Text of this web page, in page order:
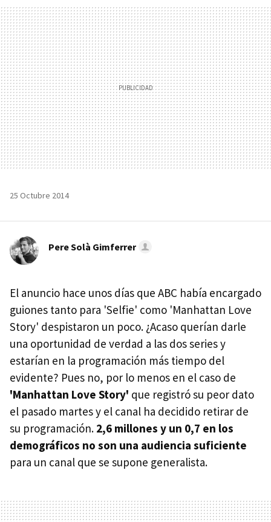
MAIL
25 Octubre 2014
Pere Solà Gimferrer
El anuncio hace unos días que ABC había encargado
guiones tanto para 'Selfie' como 'Manhattan Love
Story' despistaron un poco. ¿Acaso querían darle
una oportunidad de verdad a las dos series y
estarían en la programación más tiempo del
evidente? Pues no, por lo menos en el caso de
'Manhattan Love Story' que registró su peor dato
el pasado martes y el canal ha decidido retirar de
su programación. 2,6 millones y un 0,7 en los
demográficos no son una audiencia suficiente
para un canal que se supone generalista.